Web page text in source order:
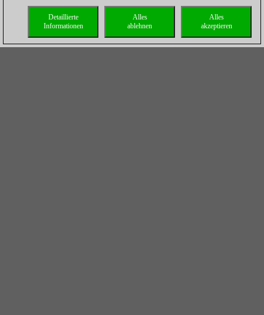
Alles
akzeptieren
Alles
ablehnen
Detaillierte
Informationen